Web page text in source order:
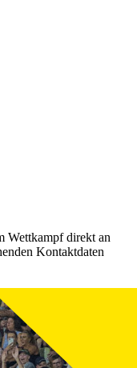
Wettkampf direkt an
Kontaktdaten